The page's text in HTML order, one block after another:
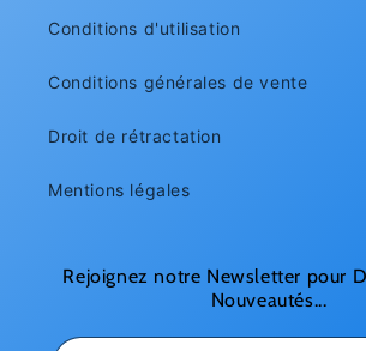
Conditions d'utilisation
Conditions générales de vente
Droit de rétractation
Mentions légales
Rejoignez notre Newsletter pour
Nouveautés...